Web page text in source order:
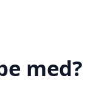
med?